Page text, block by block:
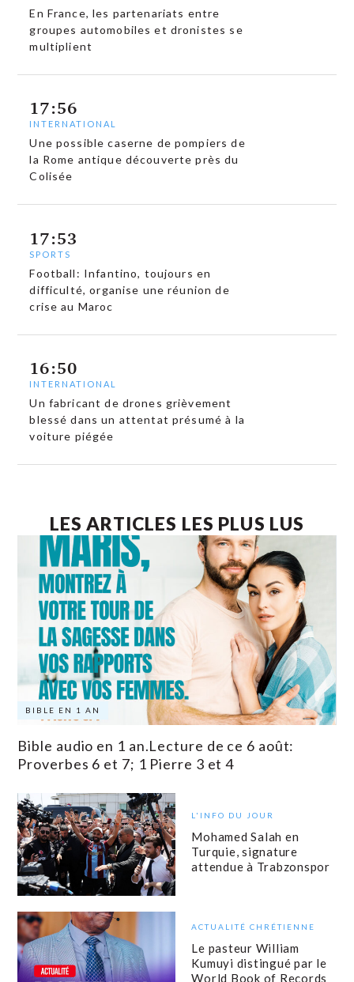
En France, les partenariats entre
groupes automobiles et dronistes se
multiplient
17:56
INTERNATIONAL
Une possible caserne de pompiers de
la Rome antique découverte près du
Colisée
17:53
SPORTS
Football: Infantino, toujours en
difficulté, organise une réunion de
crise au Maroc
16:50
INTERNATIONAL
Un fabricant de drones grièvement
blessé dans un attentat présumé à la
voiture piégée
LES ARTICLES LES PLUS LUS
BIBLE EN 1 AN
Bible audio en 1 an.Lecture de ce 6 août:
Proverbes 6 et 7; 1 Pierre 3 et 4
L'INFO DU JOUR
Mohamed Salah en
Turquie, signature
attendue à Trabzonspor
ACTUALITÉ CHRÉTIENNE
Le pasteur William
Kumuyi distingué par le
World Book of Records